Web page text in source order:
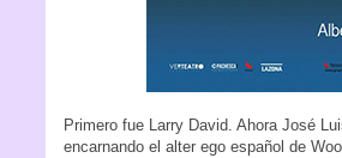
Primero fue Larry David. Ahora José
encarnando el alter ego español de